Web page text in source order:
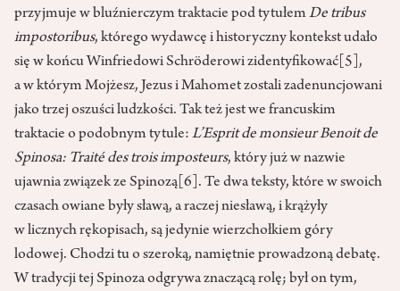
przyjmuje w bluźnierczym traktacie pod tytułemDe tribus
impostoribus, którego wydawcę i historyczny kontekst udało
się w końcu Winfriedowi Schröderowi zidentyfikować [5] ,
a w którym Mojżesz, Jezus i Mahomet zostali zadenuncjowani
jako trzej oszuści ludzkości. Tak też jest we francuskim
traktacie o podobnym tytule: L’Esprit de monsieur Benoit de
Spinosa: Traité des trois imposteurs, który już w nazwie
ujawnia związek ze Spinozą [6] . Te dwa teksty, które w swoich
czasach owiane były sławą, a raczej niesławą, i krążyły
w licznych rękopisach, są jedynie wierzchołkiem góry
lodowej. Chodzi tu o szeroką, namiętnie prowadzoną debatę.
W tradycji tej Spinoza odgrywa znaczącą rolę; był on tym,